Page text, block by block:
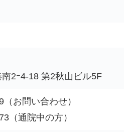
2ｰ4-18 第2秋山ビル5F
お問い合わせ）
（通院中の方）